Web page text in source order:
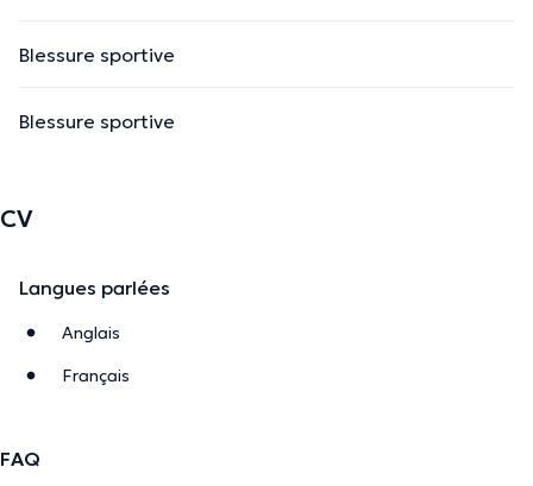
Blessure sportive
Blessure sportive
CV
Langues parlées
Anglais
Français
FAQ